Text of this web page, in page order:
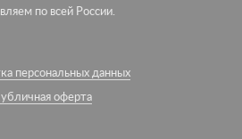
по всей России.
персональных данных
оферта